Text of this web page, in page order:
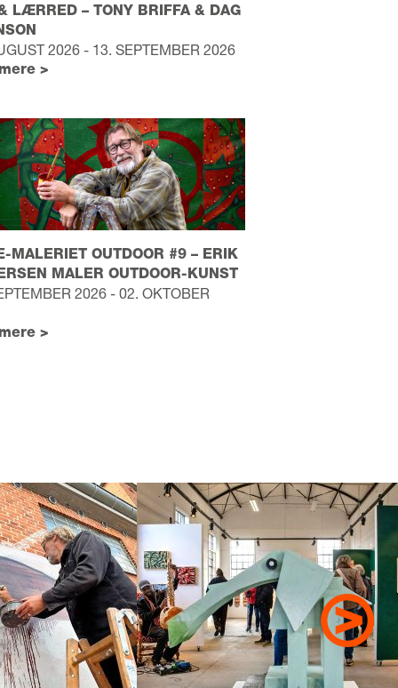
LÆRRED – TONY BRIFFA & DAG
2026 - 13. SEPTEMBER 2026
>
MALERIET OUTDOOR #9 – ERIK
MALER OUTDOOR-KUNST
2026 - 02. OKTOBER
>